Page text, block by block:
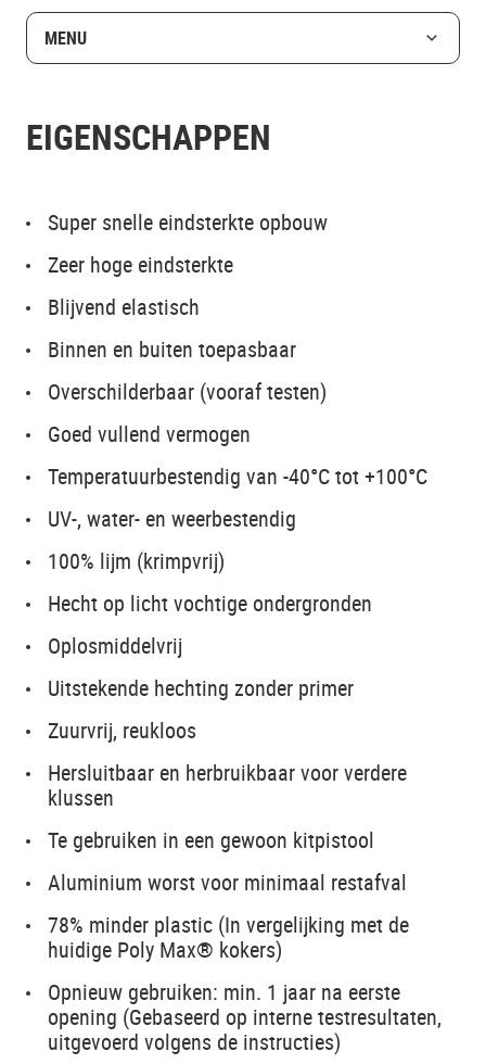
MENU
EIGENSCHAPPEN
Super snelle eindsterkte opbouw
Zeer hoge eindsterkte
Blijvend elastisch
Binnen en buiten toepasbaar
Overschilderbaar (vooraf testen)
Goed vullend vermogen
Temperatuurbestendig van -40°C tot +100°C
UV-, water- en weerbestendig
100% lijm (krimpvrij)
Hecht op licht vochtige ondergronden
Oplosmiddelvrij
Uitstekende hechting zonder primer
Zuurvrij, reukloos
Hersluitbaar en herbruikbaar voor verdere
klussen
Te gebruiken in een gewoon kitpistool
Aluminium worst voor minimaal restafval
78% minder plastic (In vergelijking met de
huidige Poly Max® kokers​)
Opnieuw gebruiken: min. 1 jaar na eerste
opening (Gebaseerd op interne testresultaten,
uitgevoerd volgens de instructies)